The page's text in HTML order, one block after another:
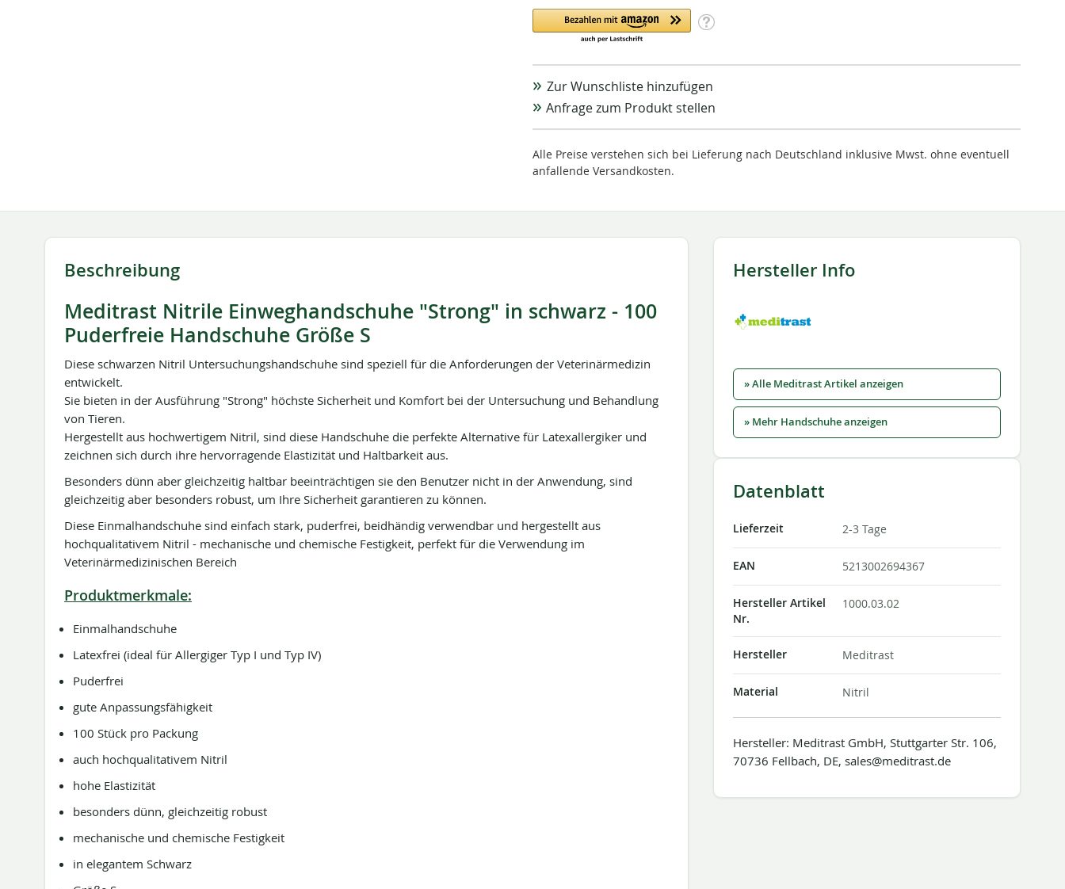
Zur Wunschliste hinzufügen
Anfrage zum Produkt stellen
Alle Preise verstehen sich bei Lieferung nach Deutschland inklusive Mwst. ohne eventuell
anfallende Versandkosten.
Beschreibung
Meditrast Nitrile Einweghandschuhe "Strong" in schwarz - 100
Puderfreie Handschuhe Größe S
Diese schwarzen Nitril Untersuchungshandschuhe sind speziell für die Anforderungen der Veterinärmedizin
entwickelt.
Sie bieten in der Ausführung "Strong" höchste Sicherheit und Komfort bei der Untersuchung und Behandlung
von Tieren.
Hergestellt aus hochwertigem Nitril, sind diese Handschuhe die perfekte Alternative für Latexallergiker und
zeichnen sich durch ihre hervorragende Elastizität und Haltbarkeit aus.
Besonders dünn aber gleichzeitig haltbar beeinträchtigen sie den Benutzer nicht in der Anwendung, sind
gleichzeitig aber besonders robust, um Ihre Sicherheit garantieren zu können.
Diese Einmalhandschuhe sind einfach stark, puderfrei, beidhändig verwendbar und hergestellt aus
hochqualitativem Nitril - mechanische und chemische Festigkeit, perfekt für die Verwendung im
Veterinärmedizinischen Bereich
Produktmerkmale:
Einmalhandschuhe
Latexfrei (ideal für Allergiger Typ I und Typ IV)
Puderfrei
gute Anpassungsfähigkeit
100 Stück pro Packung
auch hochqualitativem Nitril
hohe Elastizität
besonders dünn, gleichzeitig robust
mechanische und chemische Festigkeit
in elegantem Schwarz
Hersteller Info
» Alle Meditrast Artikel anzeigen
» Mehr Handschuhe anzeigen
Datenblatt
Lieferzeit 2-3 Tage
EAN 5213002694367
Hersteller Artikel
Nr.
1000.03.02
Hersteller Meditrast
Material Nitril
Hersteller: Meditrast GmbH, Stuttgarter Str. 106,
70736 Fellbach, DE, sales@meditrast.de